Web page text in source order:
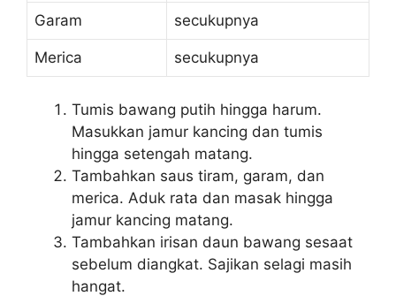
Garam secukupnya
Merica secukupnya
Tumis bawang putih hingga harum.
Masukkan jamur kancing dan tumis
hingga setengah matang.
Tambahkan saus tiram, garam, dan
merica. Aduk rata dan masak hingga
jamur kancing matang.
Tambahkan irisan daun bawang sesaat
sebelum diangkat. Sajikan selagi masih
hangat.